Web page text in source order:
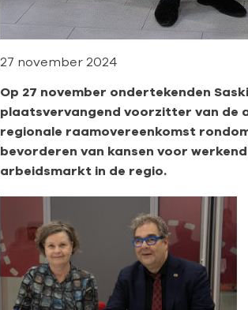
27 november 2024
Op 27 november ondertekenden
plaatsvervangend voorzitter van de
regionale raamovereenkomst
bevorderen van kansen voor
arbeidsmarkt in de regio.